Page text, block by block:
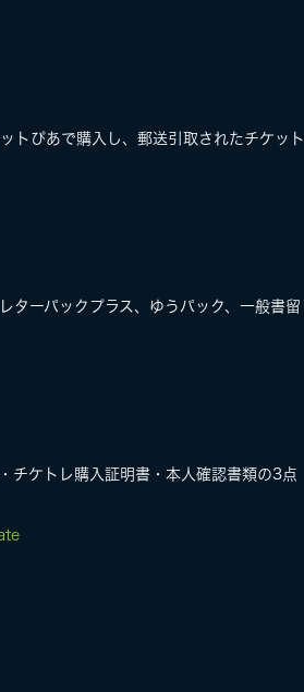
トぴあで購入し、郵送引取されたチケット
ターパックプラス、ゆうパック、一般書留
チケトレ購入証明書・本人確認書類の3点